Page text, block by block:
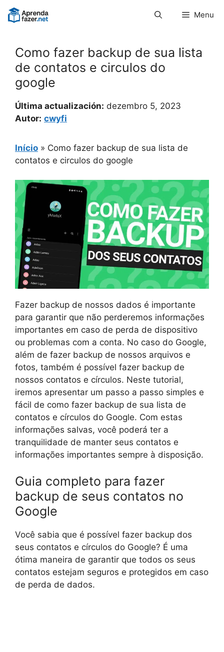
Pular
para
Menu
Como fazer backup de sua lista
de contatos e circulos do
google
Última actualización: dezembro 5, 2023
Autor: cwyfi
Início » Como fazer backup de sua lista de
contatos e circulos do google
Fazer backup de nossos dados é importante
para garantir que não perderemos informações
importantes em caso de perda de dispositivo
ou problemas com a conta. No caso do Google,
além de fazer backup de nossos arquivos e
fotos, também é possível fazer backup de
nossos contatos e círculos. Neste tutorial,
iremos apresentar um passo a passo simples e
fácil de como fazer backup de sua lista de
contatos e círculos do Google. Com estas
informações salvas, você poderá ter a
tranquilidade de manter seus contatos e
informações importantes sempre à disposição.
Guia completo para fazer
backup de seus contatos no
Google
Você sabia que é possível fazer backup dos
seus contatos e círculos do Google? É uma
ótima maneira de garantir que todos os seus
contatos estejam seguros e protegidos em caso
de perda de dados.